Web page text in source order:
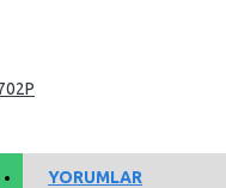
YORUMLAR